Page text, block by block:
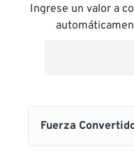
Ingrese un valor a